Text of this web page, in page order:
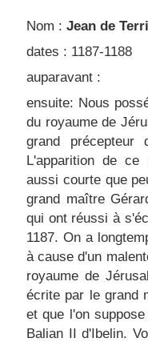
Nom : Jean de
dates : 1187-1188
auparavant :
ensuite: Nous
du royaume de
grand
L'apparition de ce
aussi courte que
grand maître
qui ont réussi à
1187. On a
à cause d'un
royaume de
écrite par le grand
et que l'on
Balian II d'Ibelin.